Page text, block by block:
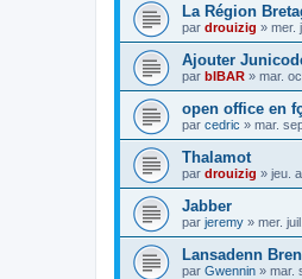
La Région
par drouizig » mer.
Ajouter
par bIBAR » mar.
open office en
par cedric » mar.
Thalamot
par drouizig » jeu.
Jabber
par jeremy » mer.
Lansadenn
par Gwennin » mar.